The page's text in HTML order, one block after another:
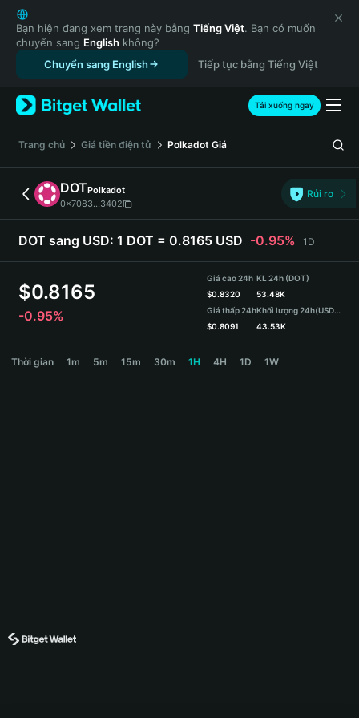
English
日本語
Tiếng Việt
Русский
Español (Latinoamérica)
Türkçe
Français
Deutsch
简体中文
繁體中文
Português (Portugal)
Bahasa Indonesia
ภาษาไทย
Español
Español (Argentina)
Bạn hiện đang xem trang này bằng Tiếng Việt. Bạn có muốn
chuyển sang English không?
Chuyển sang English
Tiếp tục bằng Tiếng Việt
Tải xuống ngay
‌Trang chủ Giá tiền điện tử Polkadot Giá
DOTPolkadot
0x7083...3402
Rủi ro
DOT sang USD: 1 DOT = 0.8165 USD -0.95% 1D
$0.8165
-0.95%
Giá cao 24h
$0.8320
Giá thấp 24h
$0.8091
KL 24h (DOT)
53.48K
Khối lượng 24h(USDT)
43.53K
Thời gian 1m 5m 15m 30m 1H 4H 1D 1W